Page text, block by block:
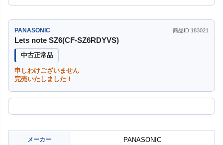
PANASONIC 商品ID:183021
Lets note SZ6(CF-SZ6RDYVS)
中古正常品
申しわけございません
完売いたしました！
メーカー PANASONIC